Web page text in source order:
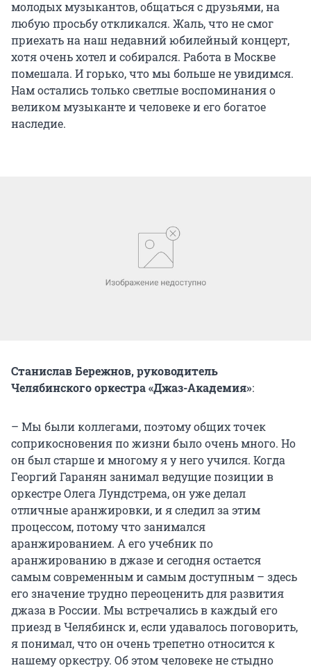
молодых музыкантов, общаться с друзьями, на
любую просьбу откликался. Жаль, что не смог
приехать на наш недавний юбилейный концерт,
хотя очень хотел и собирался. Работа в Москве
помешала. И горько, что мы больше не увидимся.
Нам остались только светлые воспоминания о
великом музыканте и человеке и его богатое
наследие.
Станислав Бережнов, руководитель
Челябинского оркестра «Джаз-Академия»:
– Мы были коллегами, поэтому общих точек
соприкосновения по жизни было очень много. Но
он был старше и многому я у него учился. Когда
Георгий Гаранян занимал ведущие позиции в
оркестре Олега Лундстрема, он уже делал
отличные аранжировки, и я следил за этим
процессом, потому что занимался
аранжированием. А его учебник по
аранжированию в джазе и сегодня остается
самым современным и самым доступным – здесь
его значение трудно переоценить для развития
джаза в России. Мы встречались в каждый его
приезд в Челябинск и, если удавалось поговорить,
я понимал, что он очень трепетно относится к
нашему оркестру. Об этом человеке не стыдно